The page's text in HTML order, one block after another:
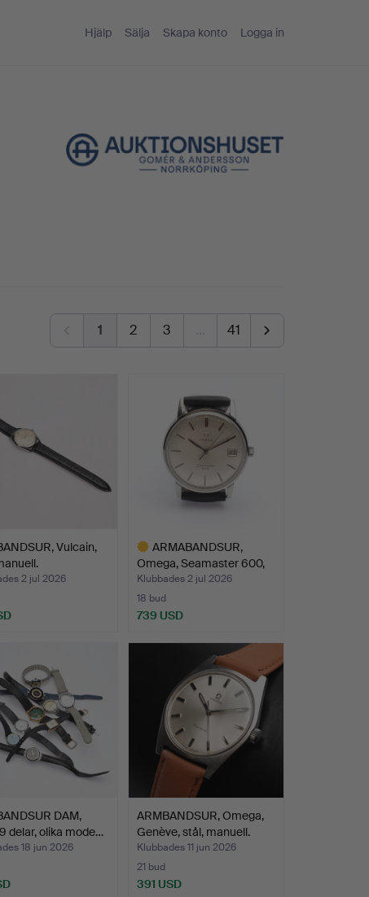
Hjälp Sälja Skapa konto Logga in
1 2 3 … 41
Vulcain,
2 jul 2026
ARMABANDSUR,
Omega, Seamaster 600,
stål, m…
Klubbades 2 jul 2026
18 bud
739 USD
DAM,
delar, olika mode…
18 jun 2026
ARMBANDSUR, Omega,
Genève, stål, manuell.
Klubbades 11 jun 2026
21 bud
391 USD